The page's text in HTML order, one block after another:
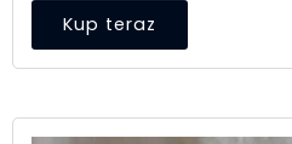
Kup teraz